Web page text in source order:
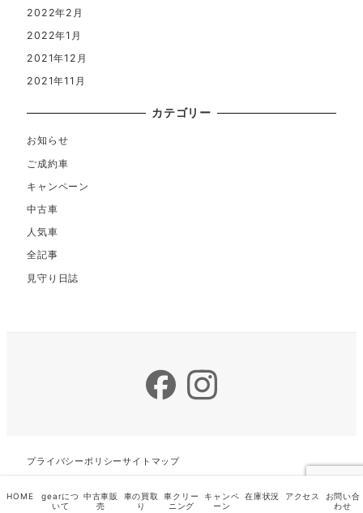
2022年2月
2022年1月
2021年12月
2021年11月
カテゴリー
お知らせ
ご成約車
キャンペーン
中古車
人気車
全記事
見守り日誌
FacebookInstagram
プライバシーポリシーサイトマップ
カーライフサポートGEAR◆大船渡中古車ギア
HOME
gearにつ
いて
中古車販
売
車の買取
り
車クリー
ニング
キャンペ
ーン
在庫状況 アクセス
お問い合
わせ